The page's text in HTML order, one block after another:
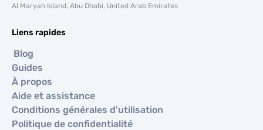
Al Maryah Island, Abu Dhabi, United Arab Emirates
Liens rapides
Blog
Guides
À propos
Aide et assistance
Conditions générales d'utilisation
Politique de confidentialité